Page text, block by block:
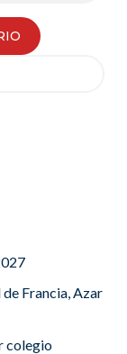
Francia, Azar
colegio